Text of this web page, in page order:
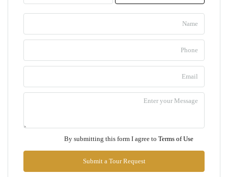
11
12
ה
13
By submitting this form I agree to Terms of Use
Submit a Tour Request